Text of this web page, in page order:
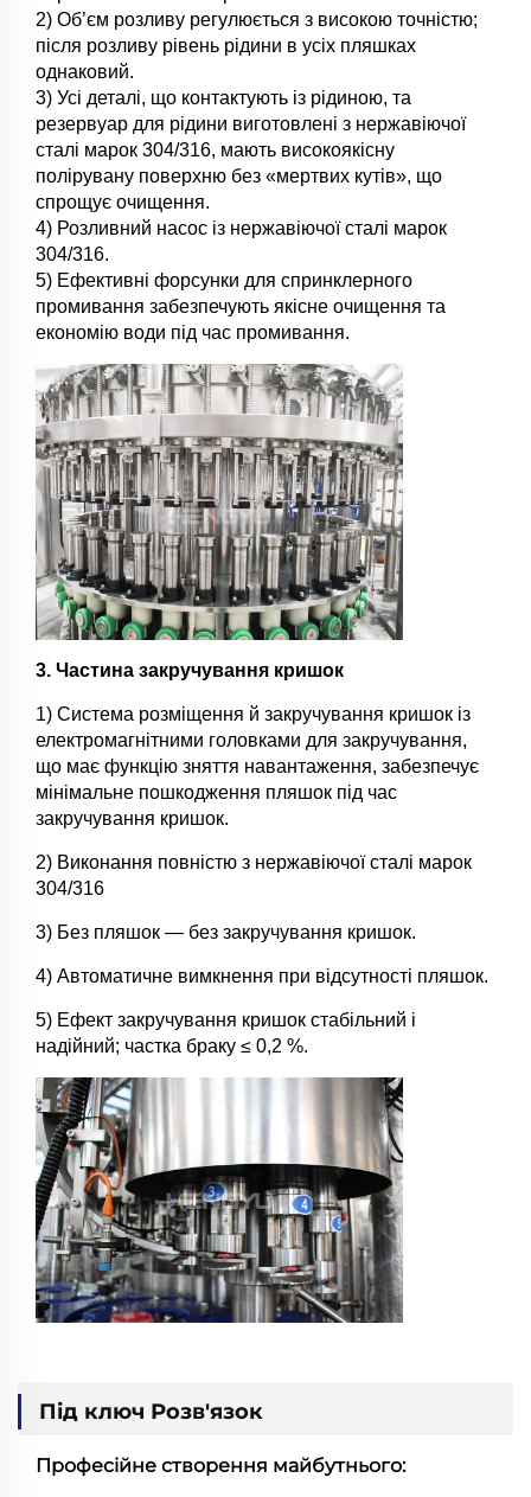
2) Об’єм розливу регулюється з високою точністю;
після розливу рівень рідини в усіх пляшках
однаковий.
3) Усі деталі, що контактують із рідиною, та
резервуар для рідини виготовлені з нержавіючої
сталі марок 304/316, мають високоякісну
полірувану поверхню без «мертвих кутів», що
спрощує очищення.
4) Розливний насос із нержавіючої сталі марок
304/316.
5) Ефективні форсунки для спринклерного
промивання забезпечують якісне очищення та
економію води під час промивання.
3. Частина закручування кришок
1) Система розміщення й закручування кришок із
електромагнітними головками для закручування,
що має функцію зняття навантаження, забезпечує
мінімальне пошкодження пляшок під час
закручування кришок.
2) Виконання повністю з нержавіючої сталі марок
304/316
3) Без пляшок — без закручування кришок.
4) Автоматичне вимкнення при відсутності пляшок.
5) Ефект закручування кришок стабільний і
надійний; частка браку ≤ 0,2 %.
Під ключ Розв'язок
Професійне створення майбутнього: